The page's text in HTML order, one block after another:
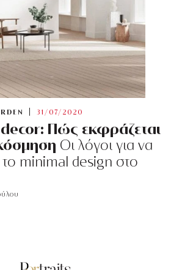
31/07/2020
Πώς εκφράζεται
Οι λόγοι για να
το minimal design στο